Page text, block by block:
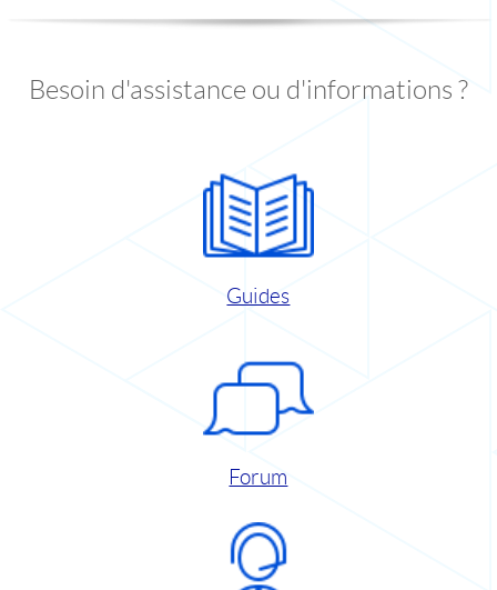
Besoin d'assistance ou d'informations ?
Guides
Forum